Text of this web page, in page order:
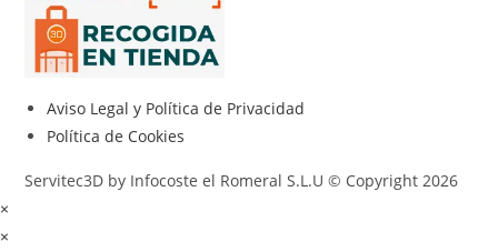
Aviso Legal y Política de Privacidad
Política de Cookies
Servitec3D by Infocoste el Romeral S.L.U © Copyright 2026
×
×